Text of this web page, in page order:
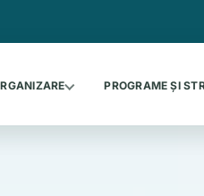
PROGRAME ȘI